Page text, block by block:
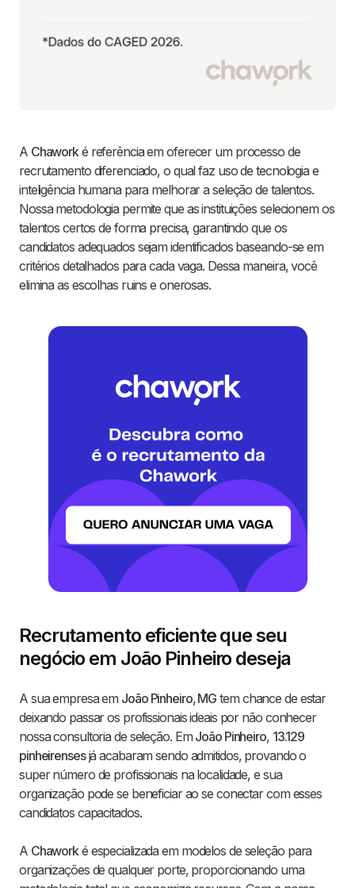
A Chaworké referência em oferecer um processo de
recrutamento diferenciado, o qual faz uso de tecnologia e
inteligência humana para melhorar a seleção de talentos.
Nossa metodologia permite que as instituições selecionem os
talentos certos de forma precisa, garantindo que os
candidatos adequados sejam identificados baseando-se em
critérios detalhados para cada vaga. Dessa maneira, você
elimina as escolhas ruins e onerosas.
Recrutamento eficiente que seu
negócio em João Pinheiro deseja
A sua empresa em João Pinheiro, MG tem chance de estar
deixando passar os profissionais ideais por não conhecer
nossa consultoria de seleção. Em João Pinheiro, 13.129
pinheirensesjá acabaram sendo admitidos, provando o
super número de profissionais na localidade, e sua
organização pode se beneficiar ao se conectar com esses
candidatos capacitados.
A Chaworké especializada em modelos de seleção para
organizações de qualquer porte, proporcionando uma